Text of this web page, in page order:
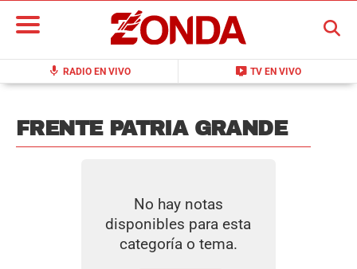
mic RADIO EN VIVO live_tv TV EN VIVO
BUSCAR
FRENTE PATRIA GRANDE
No hay notas
disponibles para esta
categoría o tema.